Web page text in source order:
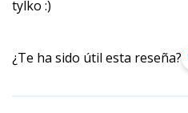
tylko :)
¿Te ha sido útil esta reseña?